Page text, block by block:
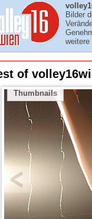
Bilder
of
Thumbnails